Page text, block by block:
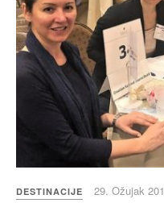
DESTINACIJE 29. Ožujak